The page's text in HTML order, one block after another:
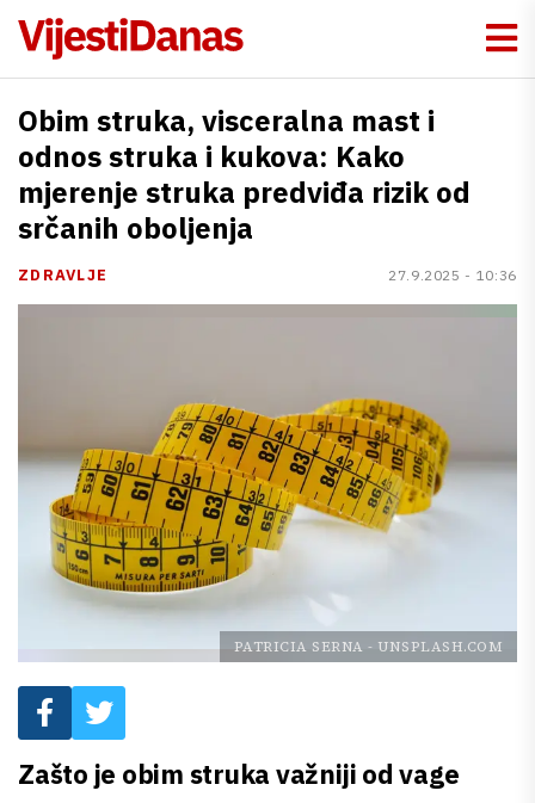
Obim struka, visceralna mast i
odnos struka i kukova: Kako
mjerenje struka predviđa rizik od
srčanih oboljenja
ZDRAVLJE 27.9.2025 - 10:36
PATRICIA SERNA - UNSPLASH.COM
Zašto je obim struka važniji od vage